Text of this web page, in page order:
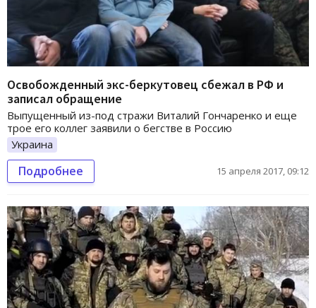
Освобожденный экс-беркутовец сбежал в РФ и
записал обращение
Выпущенный из-под стражи Виталий Гончаренко и еще
трое его коллег заявили о бегстве в Россию
Украина
Подробнее 15 апреля 2017, 09:12